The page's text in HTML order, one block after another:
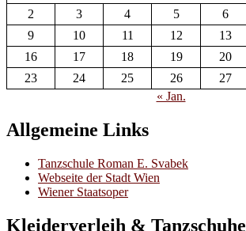
2
3 4 5 6
9
10 11 12 13
16
17 18 19 20
23
24 25 26 27
« Jan.
Allgemeine Links
Tanzschule Roman E. Svabek
Webseite der Stadt Wien
Wiener Staatsoper
Kleiderverleih & Tanzschuhe